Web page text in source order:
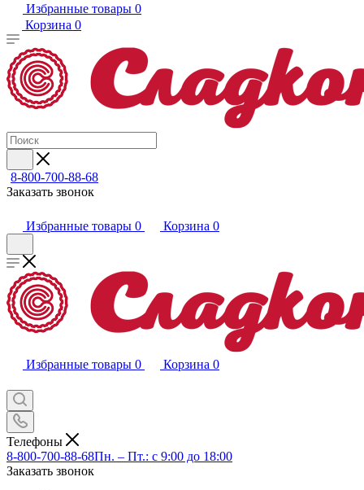
Избранные товары 0
Корзина 0
8-800-700-88-68
Заказать звонок
Избранные товары 0 Корзина 0
Избранные товары 0 Корзина 0
Телефоны
8-800-700-88-68Пн. – Пт.: с 9:00 до 18:00
Заказать звонок